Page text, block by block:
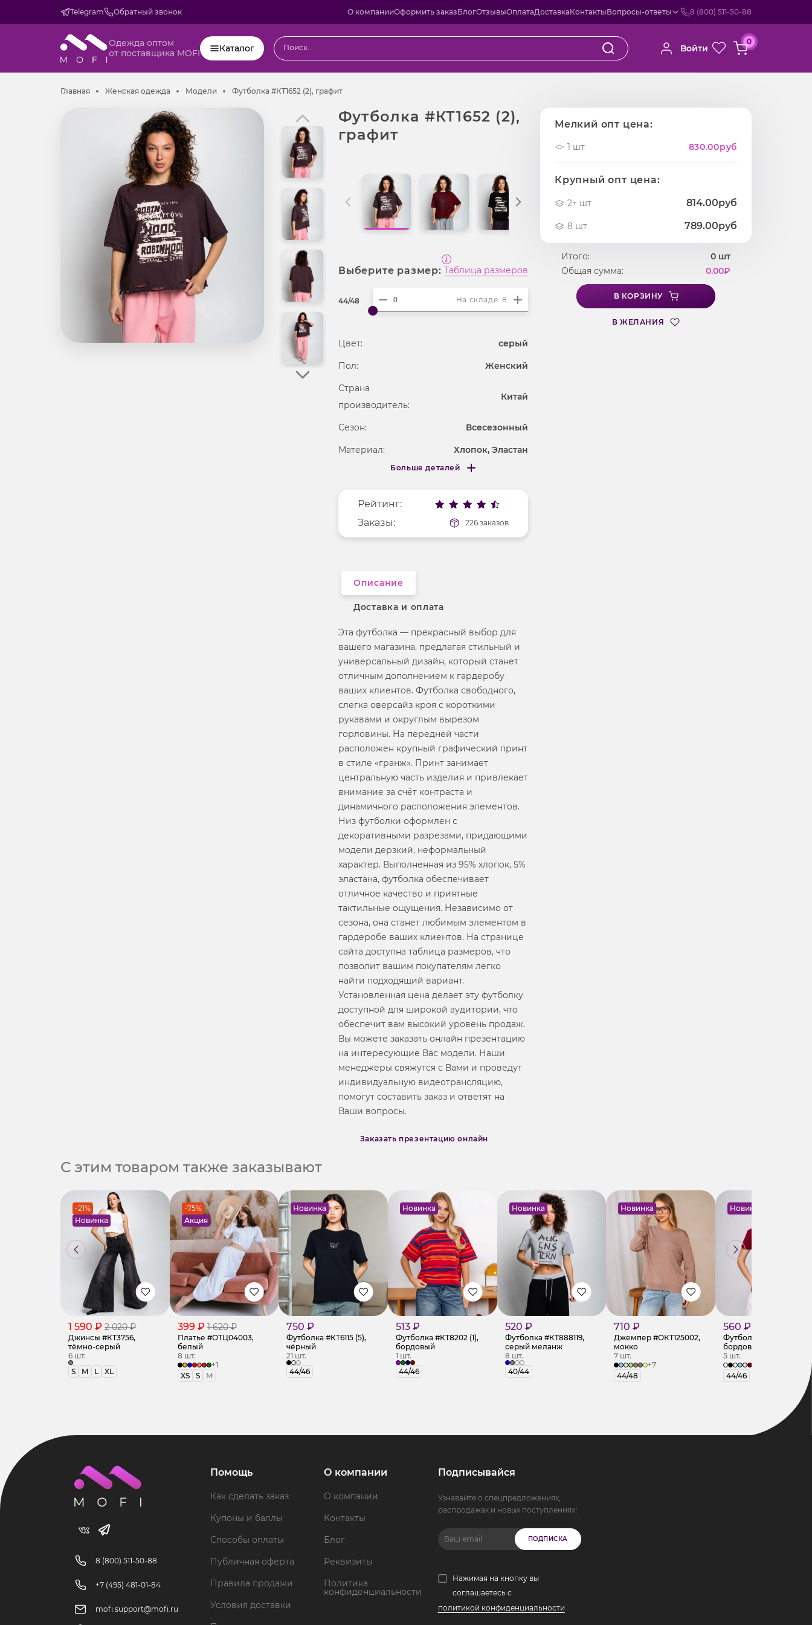
Telegram Обратный звонок О компанииОформить заказБлогОтзывыОплатаДоставкаКонтактыВопросы-ответы 8 (800) 511-50-88
Одежда оптом
от поставщика MOFI
Каталог Войти
0
ГлавнаяГлавнаяЖенская одежда Женская одежда
МоделиМоделиФутболка #КТ1652 (2), графитФутболка #КТ1652 (2), графит
Футболка #КТ1652 (2),
графит
Выберите размер: Таблица размеров
44/48 На складе: 8
Цвет: серый
Пол: Женский
Страна
производитель:
Китай
Сезон: Всесезонный
Материал:
Хлопок, Эластан
Фактура материала
Длина рукава короткие
Больше деталей
Меньше деталей
Рейтинг:
Заказы:
226 заказов
Описание
Доставка и оплата
Эта футболка — прекрасный выбор для
вашего магазина, предлагая стильный и
универсальный дизайн, который станет
отличным дополнением к гардеробу
ваших клиентов. Футболка свободного,
слегка оверсайз кроя с короткими
рукавами и округлым вырезом
горловины. На передней части
расположен крупный графический принт
в стиле «гранж». Принт занимает
центральную часть изделия и привлекает
внимание за счёт контраста и
динамичного расположения элементов.
Низ футболки оформлен с
декоративными разрезами, придающими
модели дерзкий, неформальный
характер. Выполненная из 95% хлопок, 5%
эластана, футболка обеспечивает
отличное качество и приятные
тактильные ощущения. Независимо от
сезона, она станет любимым элементом в
гардеробе ваших клиентов. На странице
сайта доступна таблица размеров, что
позволит вашим покупателям легко
найти подходящий вариант.
Установленная цена делает эту футболку
доступной для широкой аудитории, что
обеспечит вам высокий уровень продаж.
Вы можете заказать онлайн презентацию
на интересующие Вас модели. Наши
менеджеры свяжутся с Вами и проведут
индивидуальную видеотрансляцию,
помогут составить заказ и ответят на
Ваши вопросы.
Заказать презентацию онлайн
Мелкий опт цена:
1 шт 830.00руб
Крупный опт цена:
2+ шт 814.00руб
8 шт 789.00руб
Итого: 0 шт
Общая сумма:
0.00₽
В КОРЗИНУ
В ЖЕЛАНИЯ
С этим товаром также заказывают
-21%
Новинка
1 590 ₽ 2 020 ₽
Джинсы #КТ3756,
тёмно-серый
6 шт.
S
M L XL
-75%
Акция
399 ₽ 1 620 ₽
Платье #ОТЦ04003,
белый
8 шт.
+1
XS
S M
Новинка
750 ₽
Футболка #КТ6115 (5),
чёрный
21 шт.
44/46
Новинка
513 ₽
Футболка #КТ8202 (1),
бордовый
1 шт.
44/46
Новинка
520 ₽
Футболка #КТ888119,
серый меланж
8 шт.
40/44
Новинка
710 ₽
Джемпер #ОКТ125002,
мокко
7 шт.
+7
44/48
Новинка
560 ₽
Футболка #КТ9005 (1),
бордовый
5 шт.
44/46
8 (800) 511-50-88
+7 (495) 481-01-84
mofi.support@mofi.ru
Помощь
Как сделать заказ
Купоны и баллы
Способы оплаты
Публичная оферта
Правила продажи
Условия доставки
О компании
О компании
Контакты
Блог
Реквизиты
Политика
конфиденциальности
Подписывайся
Узнавайте о спецпредложениях,
распродажах и новых поступлениях!
ПОДПИСКА
Нажимая на кнопку вы
соглашаетесь с
политикой конфиденциальности